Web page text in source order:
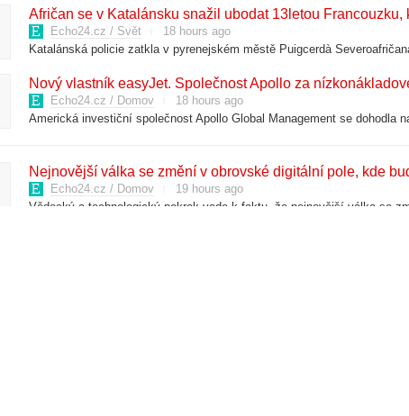
Afričan se v Katalánsku snažil ubodat 13letou
Echo24.cz / Svět
18 hours ago
Nový vlastník easyJet. Společnost Apollo za
Echo24.cz / Domov
18 hours ago
Nejnovější válka se změní v obrovské digitální pole, kde
Echo24.cz / Domov
19 hours ago